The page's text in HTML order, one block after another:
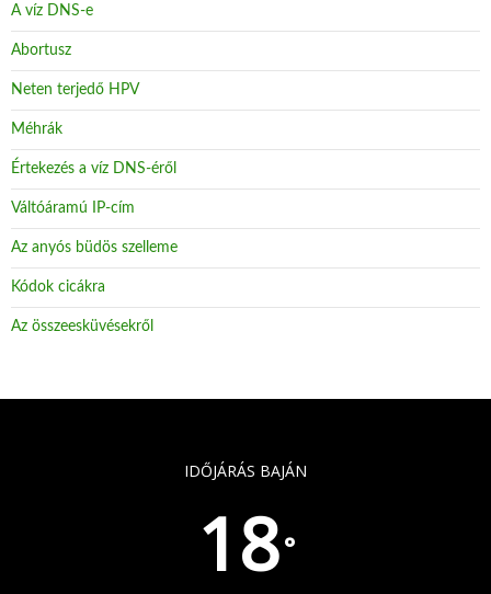
A víz DNS-e
Abortusz
Neten terjedő HPV
Méhrák
Értekezés a víz DNS-éről
Váltóáramú IP-cím
Az anyós büdös szelleme
Kódok cicákra
Az összeesküvésekről
IDŐJÁRÁS BAJÁN
18°